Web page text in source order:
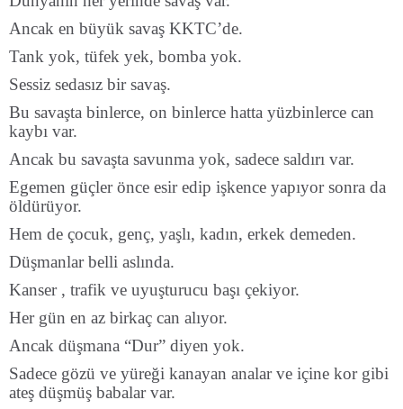
Ancak en büyük savaş KKTC’de.
Tank yok, tüfek yek, bomba yok.
Sessiz sedasız bir savaş.
Bu savaşta binlerce, on binlerce hatta yüzbinlerce can
kaybı var.
Ancak bu savaşta savunma yok, sadece saldırı var.
Egemen güçler önce esir edip işkence yapıyor sonra da
öldürüyor.
Hem de çocuk, genç, yaşlı, kadın, erkek demeden.
Düşmanlar belli aslında.
Kanser , trafik ve uyuşturucu başı çekiyor.
Her gün en az birkaç can alıyor.
Ancak düşmana “Dur” diyen yok.
Sadece gözü ve yüreği kanayan analar ve içine kor gibi
ateş düşmüş babalar var.